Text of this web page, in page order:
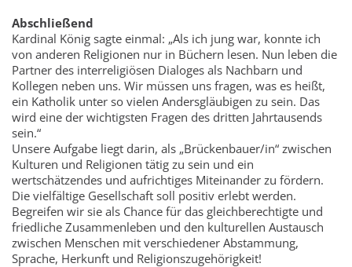
Abschließend
Kardinal König sagte einmal: „Als ich jung war, konnte ich
von anderen Religionen nur in Büchern lesen. Nun leben die
Partner des interreligiösen Dialoges als Nachbarn und
Kollegen neben uns. Wir müssen uns fragen, was es heißt,
ein Katholik unter so vielen Andersgläubigen zu sein. Das
wird eine der wichtigsten Fragen des dritten Jahrtausends
sein.“
Unsere Aufgabe liegt darin, als „Brückenbauer/in“ zwischen
Kulturen und Religionen tätig zu sein und ein
wertschätzendes und aufrichtiges Miteinander zu fördern.
Die vielfältige Gesellschaft soll positiv erlebt werden.
Begreifen wir sie als Chance für das gleichberechtigte und
friedliche Zusammenleben und den kulturellen Austausch
zwischen Menschen mit verschiedener Abstammung,
Sprache, Herkunft und Religionszugehörigkeit!